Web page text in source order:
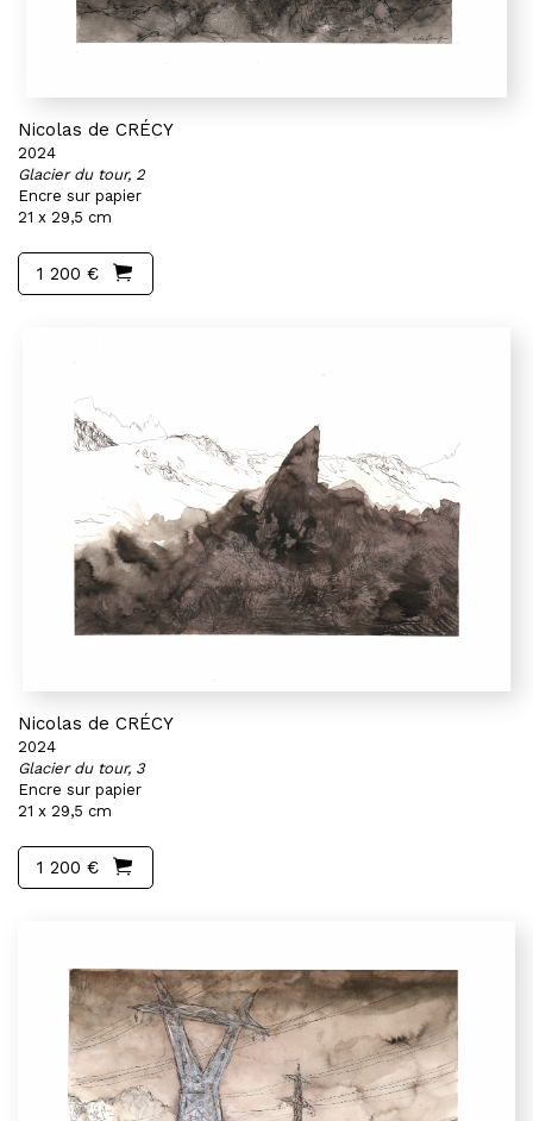
Nicolas de CRÉCY
2024
Glacier du tour, 2
Encre sur papier
21 x 29,5 cm
1 200 €
Nicolas de CRÉCY
2024
Glacier du tour, 3
Encre sur papier
21 x 29,5 cm
1 200 €